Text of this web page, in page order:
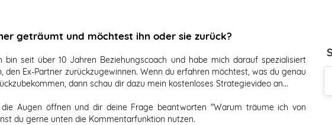
geträumt und möchtest ihn oder sie zurück?
bin seit über 10 Jahren Beziehungscoach und habe mich darauf spezialisiert
den Ex-Partner zurückzugewinnen. Wenn du erfahren möchtest, was du genau
dann schau dir dazu mein kostenloses Strategievideo an...
Augen öffnen und dir deine Frage beantworten "Warum träume ich von
du gerne unten die Kommentarfunktion nutzen.